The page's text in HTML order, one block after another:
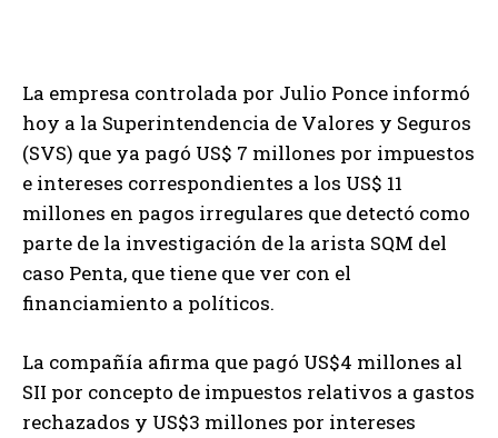
La empresa controlada por Julio Ponce informó
hoy a la Superintendencia de Valores y Seguros
(SVS) que ya pagó US$ 7 millones por impuestos
e intereses correspondientes a los US$ 11
millones en pagos irregulares que detectó como
parte de la investigación de la arista SQM del
caso Penta, que tiene que ver con el
financiamiento a políticos.
La compañía afirma que pagó US$4 millones al
SII por concepto de impuestos relativos a gastos
rechazados y US$3 millones por intereses